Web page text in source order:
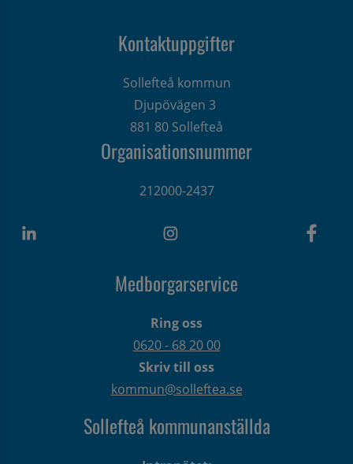
Kontaktuppgifter
Sollefteå kommun
Djupövägen 3
881 80 Sollefteå
Organisationsnummer
212000-2437
Medborgarservice
Ring oss
0620 - 68 20 00
Skriv till oss
kommun@solleftea.se
Sollefteå kommunanställda